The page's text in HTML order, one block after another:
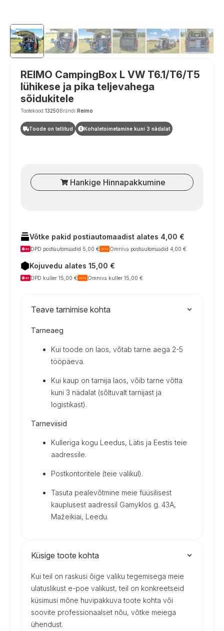
REIMO CampingBox L VW T6.1/T6/T5
lühikese ja pika teljevahega
sõidukitele
Tootekood:13250Brändi:Reimo
Toode on tellitud Kohaletoimetamine kuni 3 nädalat
Hankige Hinnapakkumine
Võtke pakid postiautomaadist alates 4,00 €
DPD postiautomaadid 5,00 € Omniva postiautomaadid 4,00 €
Kojuvedu alates 15,00 €
DPD kuller 15,00 € Omniva kuller 15,00 €
Teave tarnimise kohta
Tarneaeg
Kui toode on laos, võtab tarne aega 2-5
tööpäeva.
Kui kaup on tarnija laos, võib tarne võtta
kuni 3 nädalat (sõltuvalt tarnijast ja
logistikast).
Tarneviisid
Kulleriga kogu Leedus, Lätis ja Eestis teie
aadressile.
Postkontoritele (teie valikul).
Tasuta pealevõtmine meie füüsilisest
kauplusest aadressil Gamyklos g. 43A,
Mažeikiai, Leedu.
Küsige toote kohta
Kui teil on raskusi õige valiku tegemisega meie
ulatuslikust e-poe valikust, teil on konkreetseid
küsimusi mõne huvipakkuva toote kohta või
soovite professionaalset nõu, võtke meiega
ühendust.